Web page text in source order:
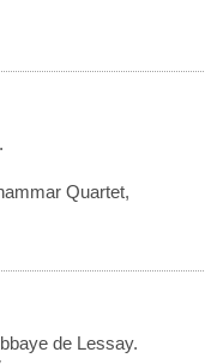
Quartet,
de Lessay.